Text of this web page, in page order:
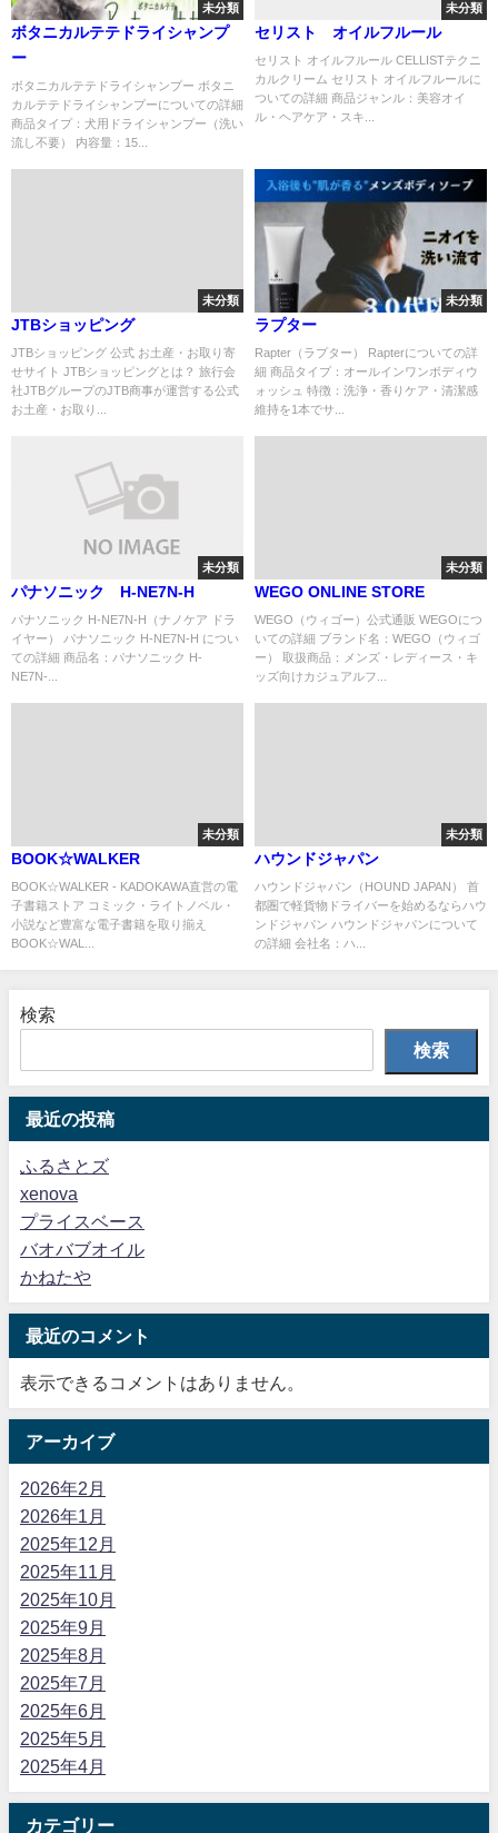
未分類
ボタニカルテテドライシャンプ
ー
ボタニカルテテドライシャンプー ボタニ
カルテテドライシャンプーについての詳細
商品タイプ：犬用ドライシャンプー（洗い
流し不要） 内容量：15...
未分類
セリスト オイルフルール
セリスト オイルフルール CELLISTテクニ
カルクリーム セリスト オイルフルールに
ついての詳細 商品ジャンル：美容オイ
ル・ヘアケア・スキ...
未分類
JTBショッピング
JTBショッピング 公式 お土産・お取り寄
せサイト JTBショッピングとは？ 旅行会
社JTBグループのJTB商事が運営する公式
お土産・お取り...
未分類
ラプター
Rapter（ラプター） Rapterについての詳
細 商品タイプ：オールインワンボディウ
ォッシュ 特徴：洗浄・香りケア・清潔感
維持を1本でサ...
未分類
パナソニック H-NE7N-H
パナソニック H-NE7N-H（ナノケア ドラ
イヤー） パナソニック H-NE7N-H につい
ての詳細 商品名：パナソニック H-
NE7N-...
未分類
WEGO ONLINE STORE
WEGO（ウィゴー）公式通販 WEGOにつ
いての詳細 ブランド名：WEGO（ウィゴ
ー） 取扱商品：メンズ・レディース・キ
ッズ向けカジュアルフ...
未分類
BOOK☆WALKER
BOOK☆WALKER - KADOKAWA直営の電
子書籍ストア コミック・ライトノベル・
小説など豊富な電子書籍を取り揃え
BOOK☆WAL...
未分類
ハウンドジャパン
ハウンドジャパン（HOUND JAPAN） 首
都圏で軽貨物ドライバーを始めるならハウ
ンドジャパン ハウンドジャパンについて
の詳細 会社名：ハ...
検索
検索
最近の投稿
ふるさとズ
xenova
プライスベース
バオバブオイル
かねたや
最近のコメント
表示できるコメントはありません。
アーカイブ
2026年2月
2026年1月
2025年12月
2025年11月
2025年10月
2025年9月
2025年8月
2025年7月
2025年6月
2025年5月
2025年4月
カテゴリー